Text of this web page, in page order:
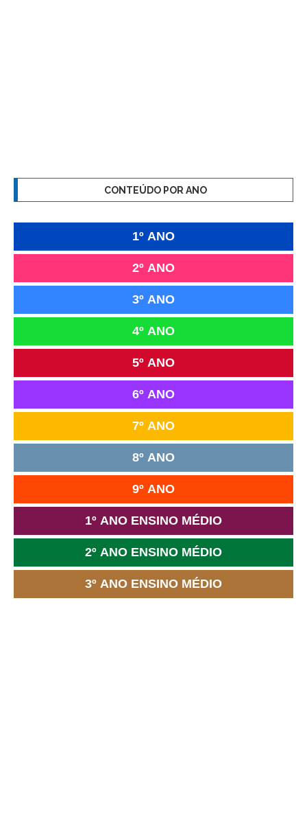
CONTEÚDO POR ANO
1º ANO
2º ANO
3º ANO
4º ANO
5º ANO
6º ANO
7º ANO
8º ANO
9º ANO
1º ANO ENSINO MÉDIO
2º ANO ENSINO MÉDIO
3º ANO ENSINO MÉDIO